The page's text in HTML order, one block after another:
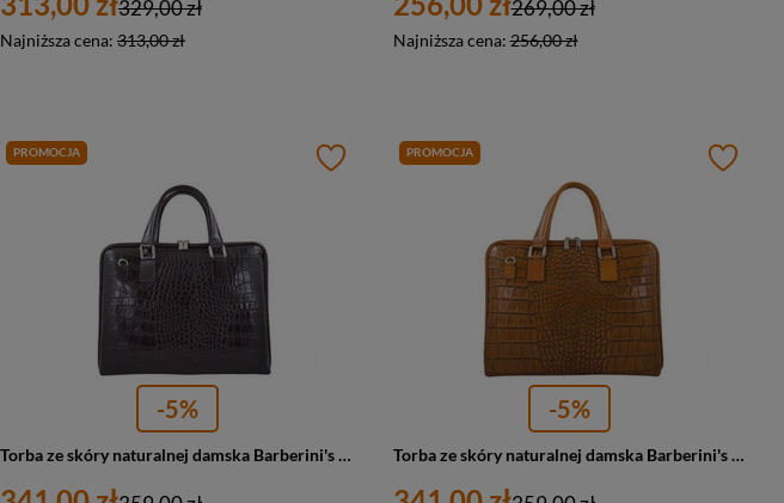
Najniższa cena: 313,00 zł
329,00 zł
Najniższa cena:256,00 zł
269,00 zł
PROMOCJA
-5%
Torba ze skóry naturalnej damska Barberini's 118/1-11 na laptopa A4 croco ciemnobrązowa
PROMOCJA
-5%
Torba ze skóry naturalnej damska Barberini's 118/1-12 na laptopa A4 croco camel